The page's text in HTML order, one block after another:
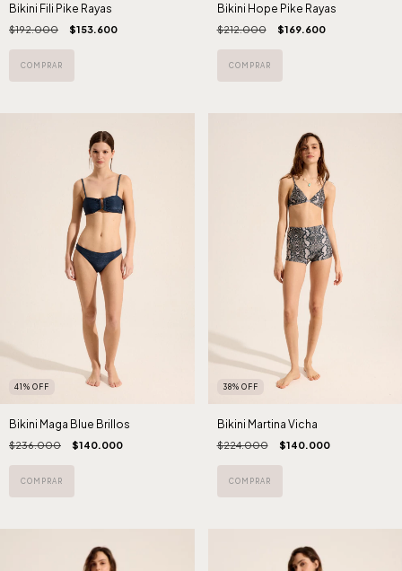
Bikini Fili Pike Rayas
$192.000 $153.600
COMPRAR
Bikini Hope Pike Rayas
$212.000 $169.600
COMPRAR
41 % OFF
Bikini Maga Blue Brillos
$236.000 $140.000
COMPRAR
38% OFF
Bikini Martina Vicha
$224.000 $140.000
COMPRAR